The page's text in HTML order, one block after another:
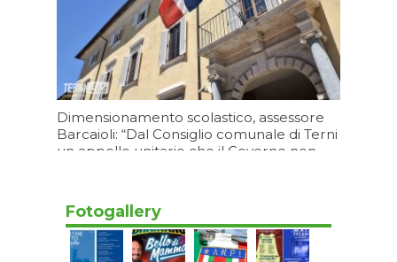
Dimensionamento scolastico, assessore
Barcaioli: “Dal Consiglio comunale di Terni
un appello unitario che il Governo non
Fotogallery